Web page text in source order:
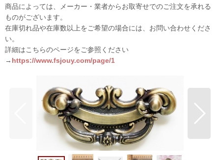
商品によっては、メーカー・業者からお取寄せでのご注文を承れる
ものがございます。
在庫切れ品や在庫数以上をご希望の場合には、お問い合わせくださ
い。
詳細はこちらのページをご参照ください
→ https://www.fsjouy.com/page/1